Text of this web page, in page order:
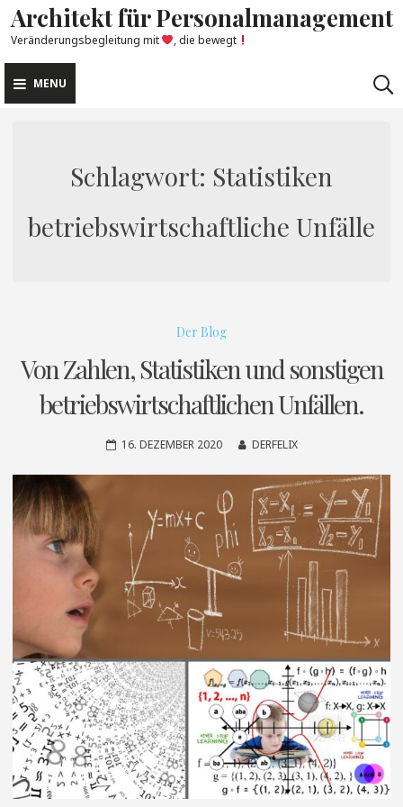
Skip
to
content
Architekt für Personalmanagement
Veränderungsbegleitung mit , die bewegt
MENU
Schlagwort: Statistiken
betriebswirtschaftliche Unfälle
Der Blog
Von Zahlen, Statistiken und sonstigen
betriebswirtschaftlichen Unfällen.
16. DEZEMBER 2020 DERFELIX